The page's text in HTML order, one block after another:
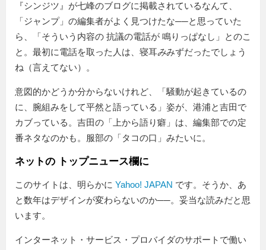
『シンジツ』が七峰のブログに掲載されているなんて、
「ジャンプ」の編集者がよく見つけたな──と思っていた
ら、
そういう内容の 抗議の電話が 鳴りっぱなし
とのこ
と。最初に電話を取った人は、寝耳みみずだったでしょう
ね（言えてない）。
意図的かどうか分からないけれど、「騒動が起きているの
に、腕組みをして平然と語っている」姿が、港浦と吉田で
カブっている。吉田の「上から語り癖」は、編集部での定
番ネタなのかも。服部の「タコの口」みたいに。
ネットの トップニュース欄に
このサイトは、明らかに Yahoo! JAPAN です。そうか、あ
と数年はデザインが変わらないのか──。妥当な読みだと思
います。
インターネット・サービス・プロバイダのサポートで働い